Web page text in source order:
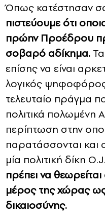
Όπως κατέστησαν
πιστεύουμε ότι
πρώην Προέδρου
σοβαρό αδίκημα.
επίσης να είναι
λογικός ψηφοφόρος
τελευταίο πράγμα
πολιτικά πολωμένη
περίπτωση στην
παρατάσσονται και
μία πολιτική δίκη
πρέπει να
μέρος της χώρας
δικαιοσύνης.